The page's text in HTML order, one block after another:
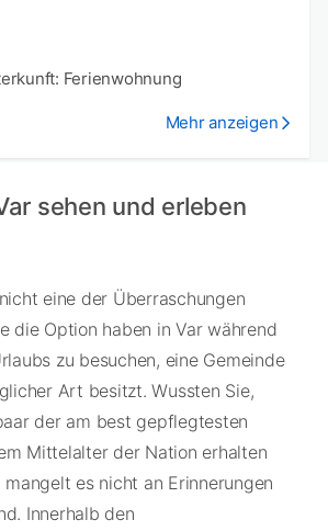
Ferienwohnung
Mehr anzeigen
sehen und erleben
eine der Überraschungen
die Option haben in Var während
zu besuchen, eine Gemeinde
Art besitzt. Wussten Sie,
der am best gepflegtesten
Mittelalter der Nation erhalten
mangelt es nicht an Erinnerungen
Innerhalb den